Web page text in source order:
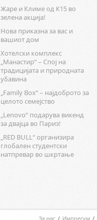
Жаре и Климе од К15 во
зелена акција!
Нова приказна за вас и
вашиот дом
Хотелски комплекс
„Манастир“ – Спој на
традицијата и природната
убавина
„Family Box“ – најдоброто за
целото семејство
„Lenovo“ подарува викенд
за двајца во Париз!
„RED BULL“ организира
глобален студентски
натпревар во шкртање
За нас / Импресум /